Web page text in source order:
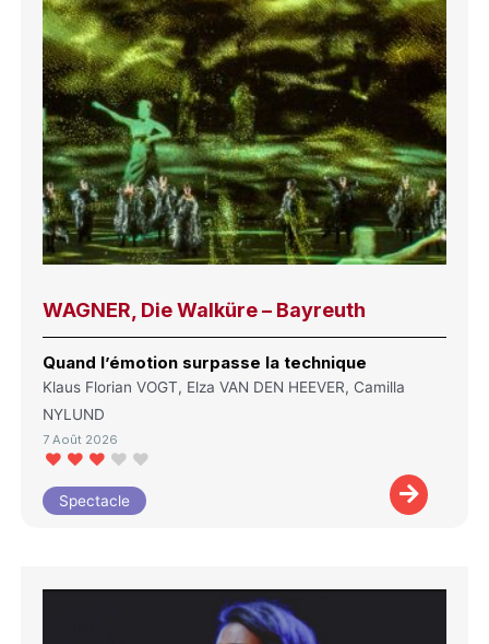
WAGNER, Die Walküre – Bayreuth
Quand l’émotion surpasse la technique
Klaus Florian VOGT, Elza VAN DEN HEEVER, Camilla
NYLUND
7 Août 2026
Spectacle